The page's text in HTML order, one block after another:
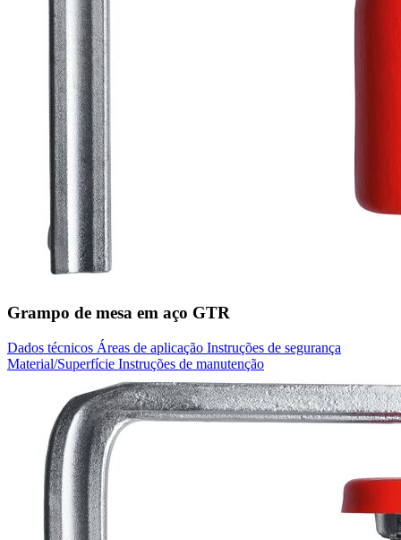
Grampo de mesa em aço GTR
Dados técnicos Áreas de aplicação Instruções de segurança
Material/Superfície Instruções de manutenção